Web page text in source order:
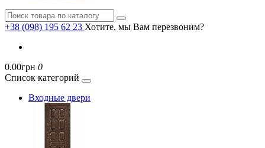
+38 (098) 195 62 23 Хотите, мы Вам перезвоним?
0.00грн 0
Список категорий
Входные двери